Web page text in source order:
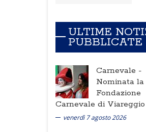
ULTIME
PUBBLICATE
Carnevale -
Nominata
Fondazione
Carnevale di Viareggio
venerdì 7 agosto 2026